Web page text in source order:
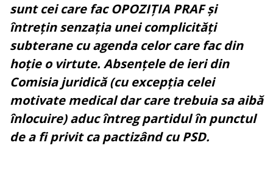
sunt cei care fac OPOZIȚIA PRAF și
întrețin senzația unei complicități
subterane cu agenda celor care fac din
hoție o virtute. Absențele de ieri din
Comisia juridică (cu excepția celei
motivate medical dar care trebuia sa aibă
înlocuire) aduc întreg partidul în punctul
de a fi privit ca pactizând cu PSD.